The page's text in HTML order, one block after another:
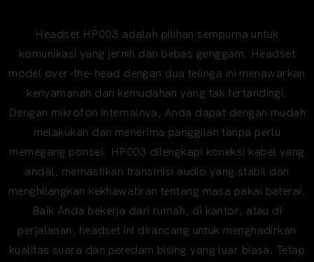
Headset HP003 adalah pilihan sempurna untuk
komunikasi yang jernih dan bebas genggam. Headset
model over-the-head dengan dua telinga ini menawarkan
kenyamanan dan kemudahan yang tak tertandingi.
Dengan mikrofon internalnya, Anda dapat dengan mudah
melakukan dan menerima panggilan tanpa perlu
memegang ponsel. HP003 dilengkapi koneksi kabel yang
andal, memastikan transmisi audio yang stabil dan
menghilangkan kekhawatiran tentang masa pakai baterai.
Baik Anda bekerja dari rumah, di kantor, atau di
perjalanan, headset ini dirancang untuk menghadirkan
kualitas suara dan peredam bising yang luar biasa. Tetap